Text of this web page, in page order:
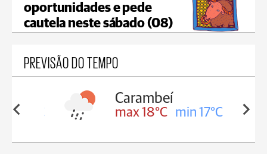
oportunidades e pede
cautela neste sábado (08)
PREVISÃO DO TEMPO
18°C
Carambeí
max 18°C min 17°C